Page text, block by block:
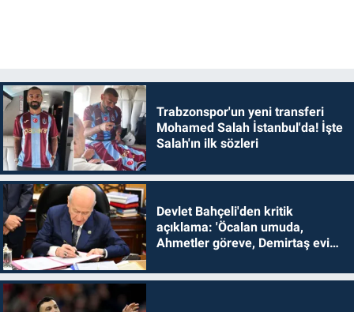
Trabzonspor'un yeni transferi
Mohamed Salah İstanbul'da! İşte
Salah'ın ilk sözleri
Devlet Bahçeli'den kritik
açıklama: 'Öcalan umuda,
Ahmetler göreve, Demirtaş evine